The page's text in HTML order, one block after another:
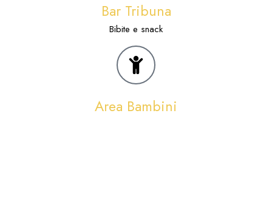
Bar Tribuna
Bibite e snack
Area Bambini